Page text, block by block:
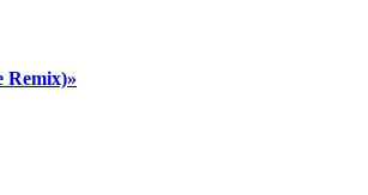
Remix)»